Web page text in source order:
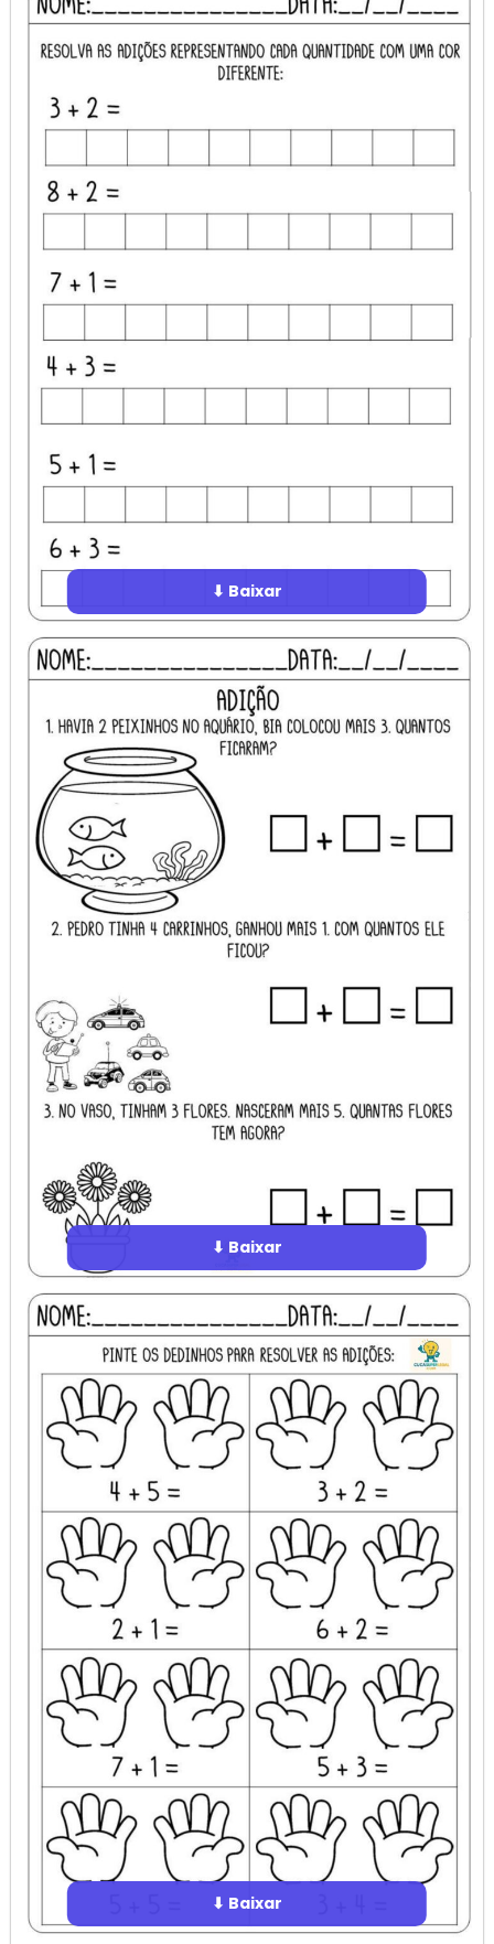
⬇ Baixar
⬇ Baixar
⬇ Baixar